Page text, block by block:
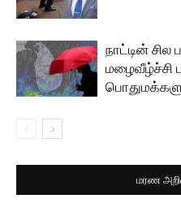
நாட்டின் சில
மழைவீழ்ச்சி
மரண